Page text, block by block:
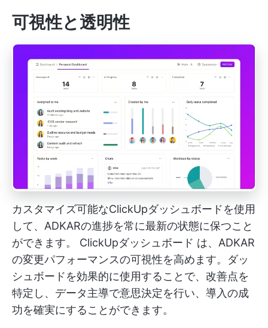
可視性と透明性
カスタマイズ可能なClickUpダッシュボードを使用
して、ADKARの進捗を常に最新の状態に保つこと
ができます。 ClickUpダッシュボード は、ADKAR
の変更パフォーマンスの可視性を高めます。ダッ
シュボードを効果的に使用することで、改善点を
特定し、データ主導で意思決定を行い、導入の成
功を確実にすることができます。